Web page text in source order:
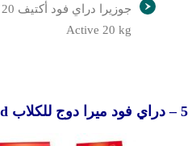
Active 20 kg
5 – دراي فود ميرا دوج للكلاب Mera Dog food